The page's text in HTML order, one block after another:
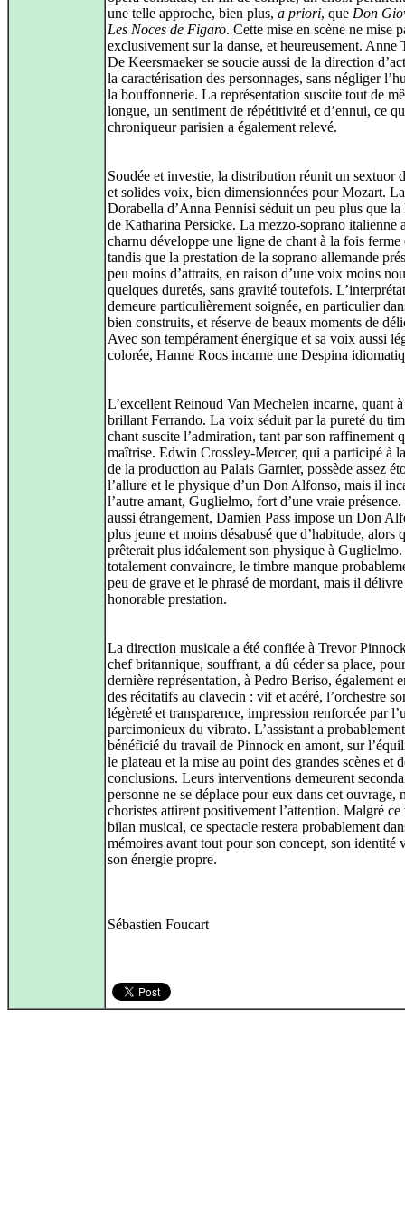
une telle approche, bien plus, a priori, que Don
Les Noces de Figaro. Cette mise en scène ne mise
exclusivement sur la danse, et heureusement. Anne
De Keersmaeker se soucie aussi de la direction
la caractérisation des personnages, sans négliger
la bouffonnerie. La représentation suscite tout de
longue, un sentiment de répétitivité et d’ennui, ce
chroniqueur parisien a également relevé.
Soudée et investie, la distribution réunit un sextuor
et solides voix, bien dimensionnées pour Mozart. La
Dorabella d’Anna Pennisi séduit un peu plus que
de Katharina Persicke. La mezzo‑soprano italienne
charnu développe une ligne de chant à la fois ferme
tandis que la prestation de la soprano allemande
peu moins d’attraits, en raison d’une voix moins
quelques duretés, sans gravité toutefois.
demeure particulièrement soignée, en particulier
bien construits, et réserve de beaux moments de
Avec son tempérament énergique et sa voix aussi
colorée, Hanne Roos incarne une Despina
L’excellent Reinoud Van Mechelen incarne, quant
brillant Ferrando. La voix séduit par la pureté du
chant suscite l’admiration, tant par son raffinement
maîtrise. Edwin Crossley-Mercer, qui a participé à
de la production au Palais Garnier, possède assez
l’allure et le physique d’un Don Alfonso, mais il
l’autre amant, Guglielmo, fort d’une vraie
aussi étrangement, Damien Pass impose un Don
plus jeune et moins désabusé que d’habitude, alors
prêterait plus idéalement son physique à
totalement convaincre, le timbre manque
peu de grave et le phrasé de mordant, mais il
honorable prestation.
La direction musicale a été confiée à Trevor
chef britannique, souffrant, a dû céder sa place,
dernière représentation, à Pedro Beriso, également
des récitatifs au clavecin : vif et acéré, l’orchestre
légèreté et transparence, impression renforcée par
parcimonieux du vibrato. L’assistant a probablement
bénéficié du travail de Pinnock en amont, sur
le plateau et la mise au point des grandes scènes et
conclusions. Leurs interventions demeurent
personne ne se déplace pour eux dans cet ouvrage,
choristes attirent positivement l’attention. Malgré ce
bilan musical, ce spectacle restera probablement
mémoires avant tout pour son concept, son identité
son énergie propre.
Sébastien Foucart